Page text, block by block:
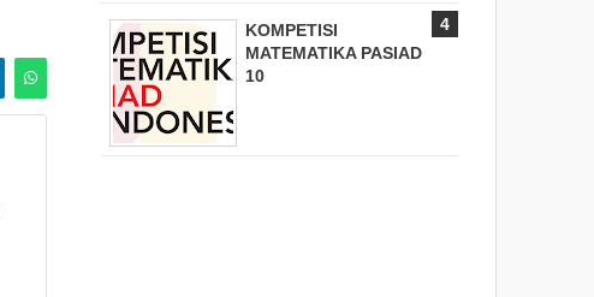
KOMPETISI
MATEMATIKA PASIAD
10